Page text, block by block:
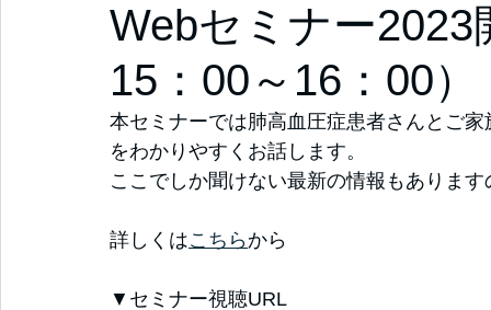
Webセミナー
15：00～16：00）
本セミナーでは肺高血圧症患者さんとご
をわかりやすくお話します。
ここでしか聞けない最新の情報もありま
詳しくはこちらから
▼セミナー視聴URL